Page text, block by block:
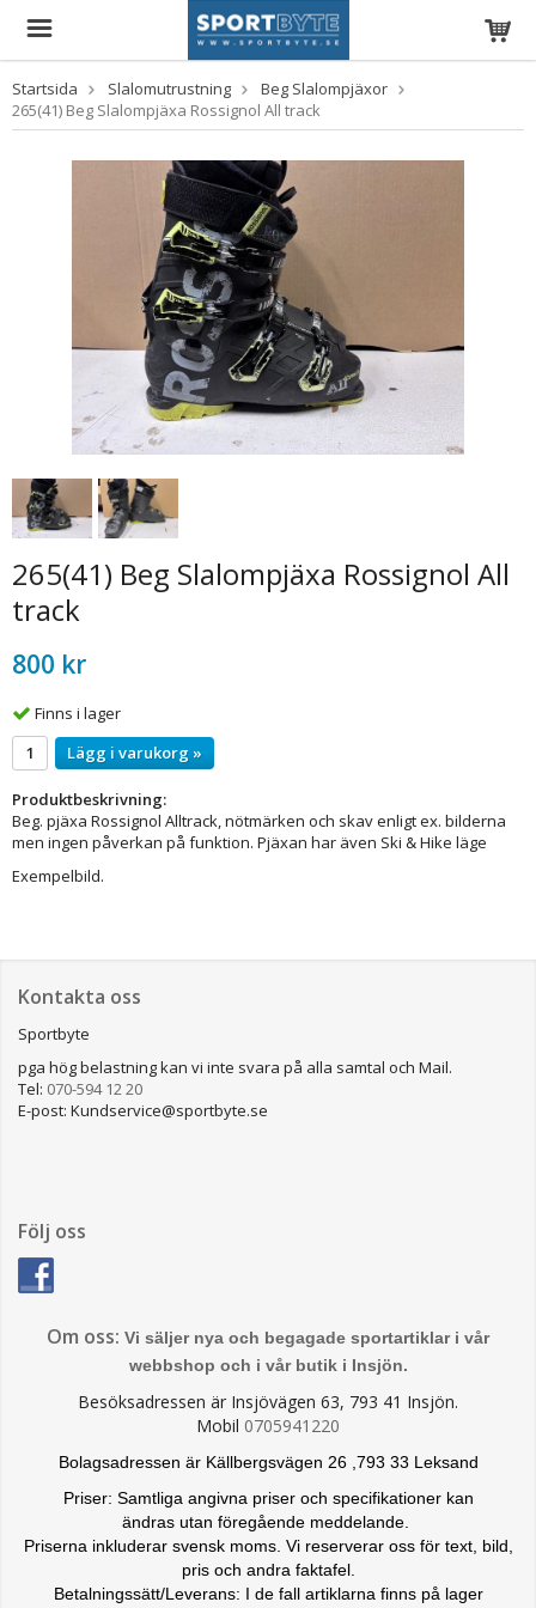
Startsida Slalomutrustning
Beg Slalompjäxor
265(41) Beg Slalompjäxa Rossignol All track
265(41) Beg Slalompjäxa Rossignol All
track
800 kr
Finns i lager
Lägg i varukorg »
Produktbeskrivning:
Beg. pjäxa Rossignol Alltrack, nötmärken och skav enligt ex. bilderna
men ingen påverkan på funktion. Pjäxan har även Ski & Hike läge
Exempelbild.
Kontakta oss
Sportbyte
pga hög belastning kan vi inte svara på alla samtal och Mail.
Tel: 070-594 12 20
E-post: Kundservice@sportbyte.se
Följ oss
Om oss: Vi säljer nya och begagade sportartiklar i vår
webbshop och i vår butik i Insjön.
Besöksadressen är Insjövägen 63, 793 41 Insjön.
Mobil 0705941220
Bolagsadressen är Källbergsvägen 26 ,793 33 Leksand
Priser: Samtliga angivna priser och specifikationer kan
ändras utan föregående meddelande.
Priserna inkluderar svensk moms. Vi reserverar oss för text, bild,
pris och andra faktafel.
Betalningssätt/Leverans: I de fall artiklarna finns på lager